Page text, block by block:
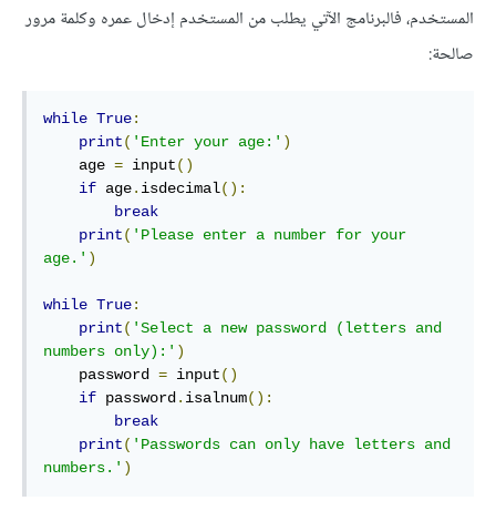
المستخدم، فالبرنامج الآتي يطلب من المستخدم إدخال عمره وكلمة مرور
صالحة:
while True:
print( 'Enter your age:' )
    age
= input()
if age. isdecimal():
break
print( 'Please enter a number for your
age.' )
while True:
print( 'Select a new password (letters and
numbers only):' )
    password
= input()
if password . isalnum():
break
print( 'Passwords can only have letters and
numbers.' )